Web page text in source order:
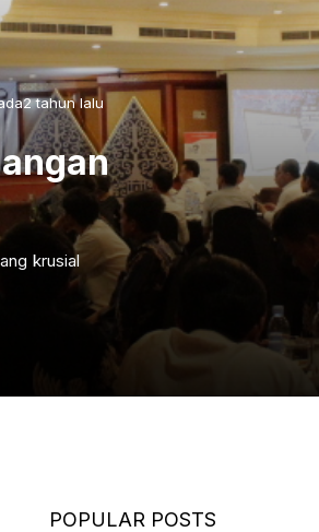
tahun lalu
krusial
POPULAR POSTS